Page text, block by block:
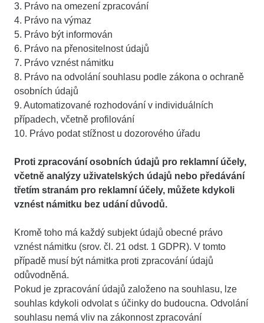
3. Právo na omezení zpracování
4. Právo na výmaz
5. Právo být informován
6. Právo na přenositelnost údajů
7. Právo vznést námitku
8. Právo na odvolání souhlasu podle zákona o ochraně
osobních údajů
9. Automatizované rozhodování v individuálních
případech, včetně profilování
10. Právo podat stížnost u dozorového úřadu
Proti zpracování osobních údajů pro reklamní účely,
včetně analýzy uživatelských údajů nebo předávání
třetím stranám pro reklamní účely, můžete kdykoli
vznést námitku bez udání důvodů.
Kromě toho má každý subjekt údajů obecné právo
vznést námitku (srov. čl. 21 odst. 1 GDPR). V tomto
případě musí být námitka proti zpracování údajů
odůvodněná.
Pokud je zpracování údajů založeno na souhlasu, lze
souhlas kdykoli odvolat s účinky do budoucna. Odvolání
souhlasu nemá vliv na zákonnost zpracování